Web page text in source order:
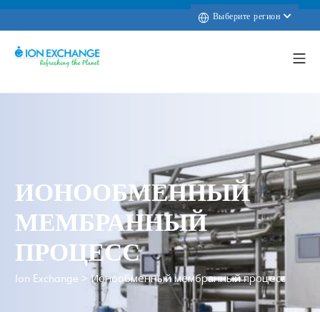
Выберите регион
ИОНООБМЕННЫЙ
МЕМБРАННЫЙ
ПРОЦЕСС
Ion Exchange > Ионообменный мембранный процесс